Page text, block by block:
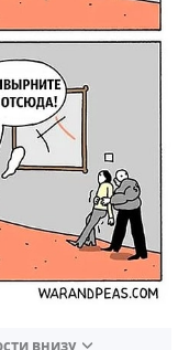
внизу